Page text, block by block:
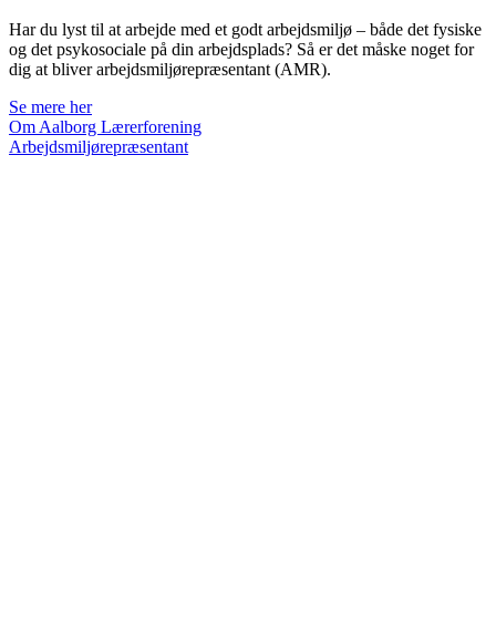
Har du lyst til at arbejde med et godt arbejdsmiljø – både det fysiske
og det psykosociale på din arbejdsplads? Så er det måske noget for
dig at bliver arbejdsmiljørepræsentant (AMR).
Se mere her
Om Aalborg Lærerforening
Arbejdsmiljørepræsentant